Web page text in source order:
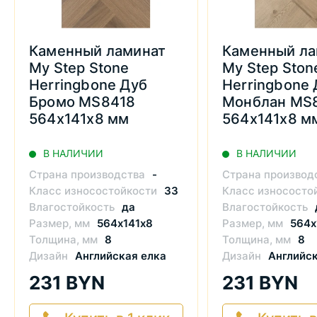
Каменный ламинат
My Step Stone
Herringbone Дуб
Бромо MS8418
564х141х8 мм
В НАЛИЧИИ
Страна производства
-
Класс износостойкости
33
Влагостойкость да
Размер, мм
564х141х8
Толщина, мм 8
Дизайн Английская елка
231 BYN
Каменный
My Step
Herringbone
Монблан
564х141х8
В НАЛИЧИИ
Страна
Класс
Влагостойкость
Размер, мм
Толщина, мм 8
Дизайн
231 BYN